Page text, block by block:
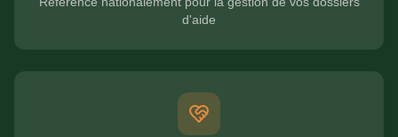
d'aide